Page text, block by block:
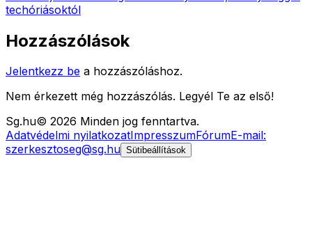
techóriásoktól
Hozzászólások
Jelentkezz be a hozzászóláshoz.
Nem érkezett még hozzászólás. Legyél Te az első!
Sg.hu© 2026 Minden jog fenntartva.
Adatvédelmi nyilatkozatImpresszumFórumE-mail:
szerkesztoseg@sg.hu Sütibeállítások